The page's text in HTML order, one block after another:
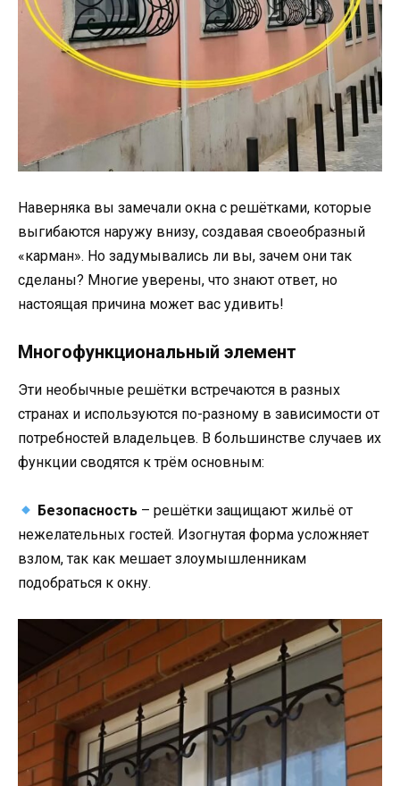
Наверняка вы замечали окна с решётками, которые
выгибаются наружу внизу, создавая своеобразный
«карман». Но задумывались ли вы, зачем они так
сделаны? Многие уверены, что знают ответ, но
настоящая причина может вас удивить!
Многофункциональный элемент
Эти необычные решётки встречаются в разных
странах и используются по-разному в зависимости от
потребностей владельцев. В большинстве случаев их
функции сводятся к трём основным:
Безопасность – решётки защищают жильё от
нежелательных гостей. Изогнутая форма усложняет
взлом, так как мешает злоумышленникам
подобраться к окну.